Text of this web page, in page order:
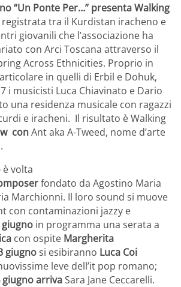
“Un Ponte Per…” presenta Walking
registrata tra il Kurdistan iracheno e
giovanili che l’associazione ha
con Arci Toscana attraverso il
Across Ethnicities. Proprio in
in quelli di Erbil e Dohuk,
i musicisti Luca Chiavinato e Dario
una residenza musicale con ragazzi
e iracheni. Il risultato è Walking
conAnt aka A-Tweed, nome d’arte
è volta
fondato da Agostino Maria
Marchionni. Il loro sound si muove
con contaminazioni jazzy e
giugno in programma una serata a
con ospite Margherita
giugnosi esibiranno Luca Coi
leve dell’it pop romano;
giugno arrivaSara Jane Ceccarelli.